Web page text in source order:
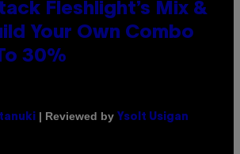
Fleshlight’s Mix &
Your Own Combo
30%
| Reviewed by Ysolt Usigan